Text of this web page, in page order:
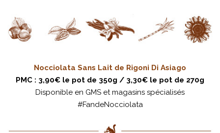
Nocciolata Sans Lait de Rigoni Di Asiago
PMC : 3,90€ le pot de 350g / 3,30€ le pot de 270g
Disponible en GMS et magasins spécialisés
#FandeNocciolata